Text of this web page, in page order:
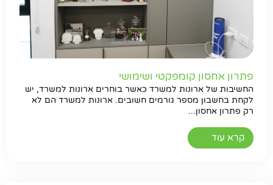
פתרון אחסון קומפקטי ושימושי
החשיבות של ארונות למשרד כאשר בוחרים ארונות למשרד, יש
לקחת בחשבון מספר גורמים חשובים. ארונות למשרד הם לא
רק פתרון אחסון...
קרא עוד